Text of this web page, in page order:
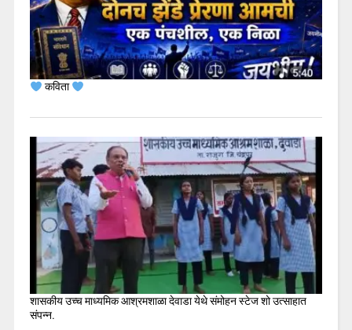
कविता
शासकीय उच्च माध्यमिक आश्रमशाळा देवाडा येथे संमोहन स्टेज शो उत्साहात
संपन्न.